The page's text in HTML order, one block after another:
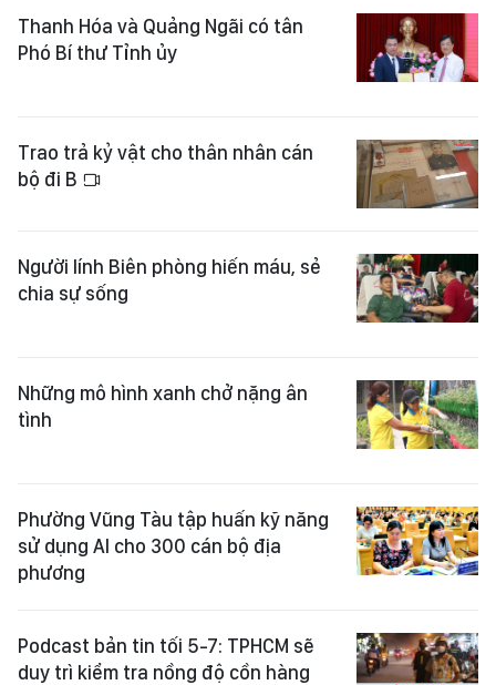
Thanh Hóa và Quảng Ngãi có tân
Phó Bí thư Tỉnh ủy
Trao trả kỷ vật cho thân nhân cán
bộ đi B
Người lính Biên phòng hiến máu, sẻ
chia sự sống
Những mô hình xanh chở nặng ân
tình
Phường Vũng Tàu tập huấn kỹ năng
sử dụng AI cho 300 cán bộ địa
phương
Podcast bản tin tối 5-7: TPHCM sẽ
duy trì kiểm tra nồng độ cồn hàng